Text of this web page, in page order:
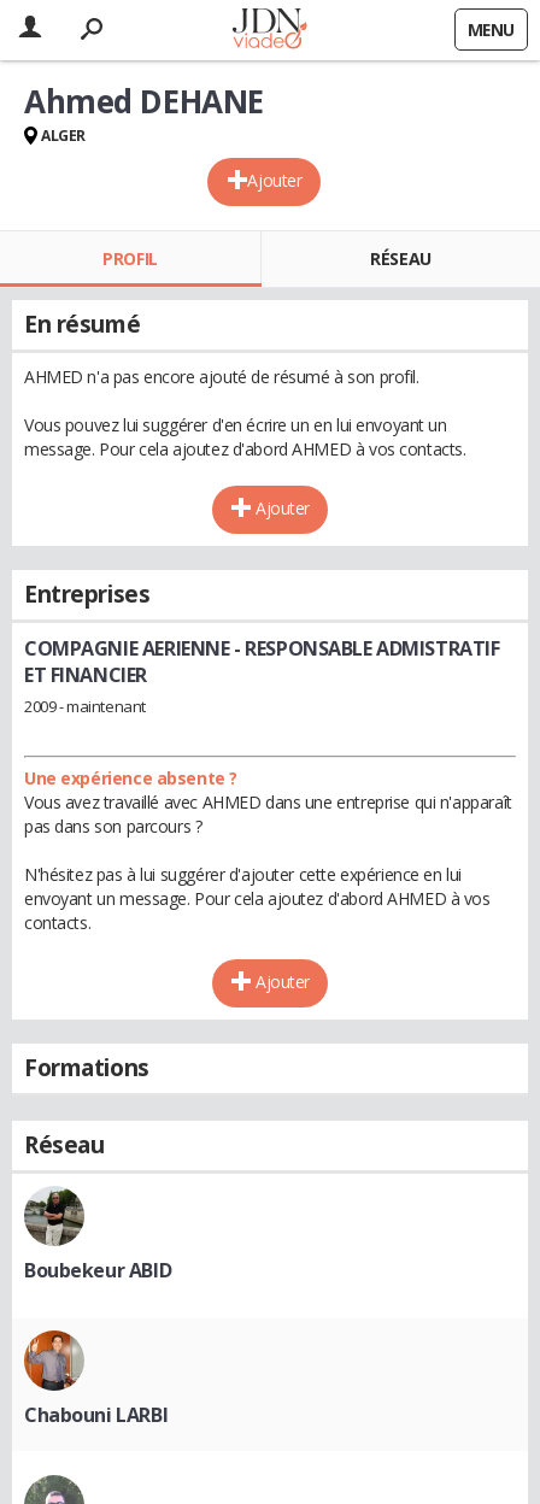
MENU
Ajouter
Ahmed DEHANE
ALGER
PROFIL RÉSEAU
En résumé
AHMED n'a pas encore ajouté de résumé à son profil.
Vous pouvez lui suggérer d'en écrire un en lui envoyant un
message. Pour cela ajoutez d'abord AHMED à vos contacts.
Ajouter
Entreprises
COMPAGNIE AERIENNE- RESPONSABLE ADMISTRATIF
ET FINANCIER
2009 - maintenant
Une expérience absente ?
Vous avez travaillé avec AHMED dans une entreprise qui n'apparaît
pas dans son parcours ?
N'hésitez pas à lui suggérer d'ajouter cette expérience en lui
envoyant un message. Pour cela ajoutez d'abord AHMED à vos
contacts.
Ajouter
Formations
Réseau
Boubekeur ABID
Chabouni LARBI